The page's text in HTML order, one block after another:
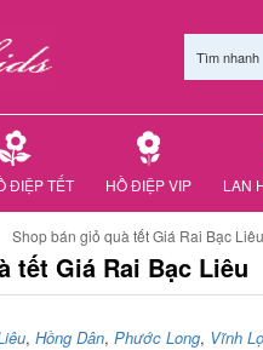
Tìm nhanh
ĐIỆP TẾT HỒ ĐIỆP VIP LAN
Shop bán giỏ quà tết Giá Rai Bạc Liêu
tết Giá Rai Bạc Liêu
, Hồng Dân, Phước Long, Vĩnh